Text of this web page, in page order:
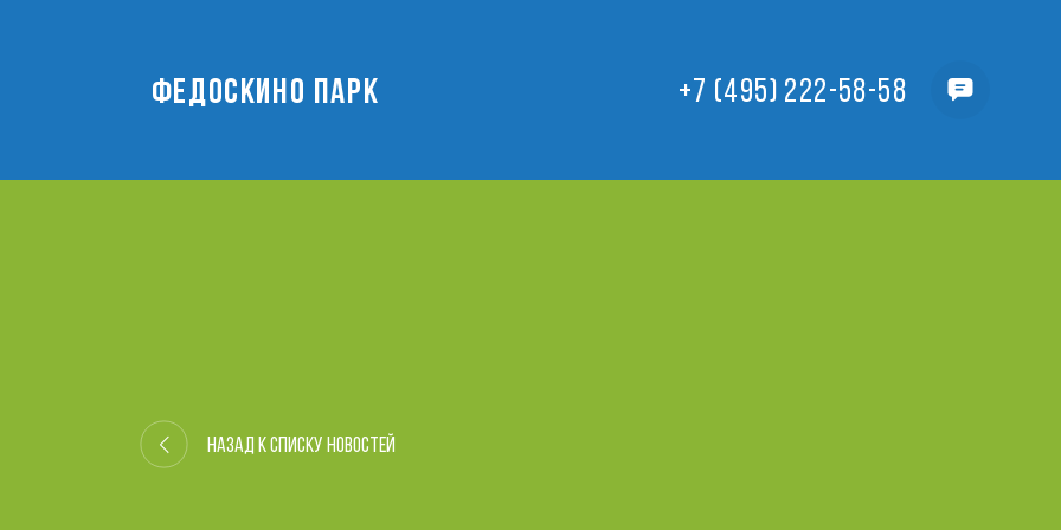
ФЕДОСКИНО ПАРК +7 (495) 222-58-58
Назад к списку новостей